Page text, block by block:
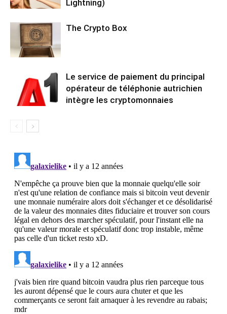
Lightning)
The Crypto Box
Le service de paiement du principal
opérateur de téléphonie autrichien
intègre les cryptomonnaies